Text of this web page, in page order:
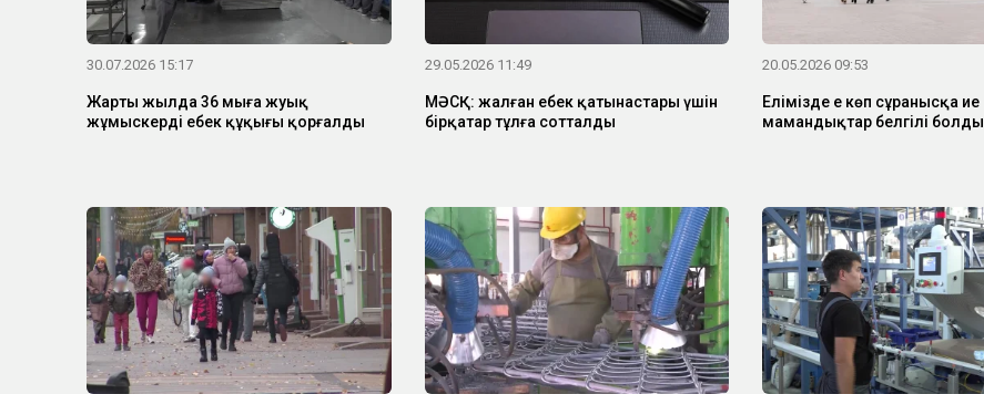
30.07.2026 15:17
Жарты жылда 36 мыңға жуық
жұмыскердің еңбек құқығы қорғалды
29.05.2026 11:49
МӘСҚ: жалған еңбек қатынастары үшін
бірқатар тұлға сотталды
20.05.2026 09:53
Елімізде ең көп сұранысқа ие
мамандықтар белгілі болды